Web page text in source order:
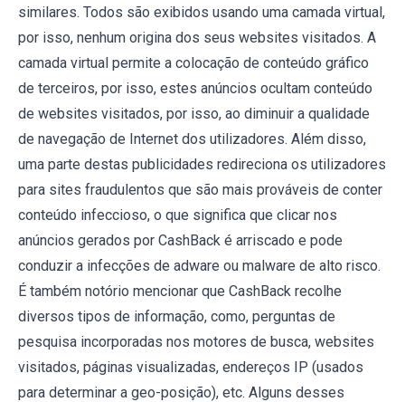
similares. Todos são exibidos usando uma camada virtual,
por isso, nenhum origina dos seus websites visitados. A
camada virtual permite a colocação de conteúdo gráfico
de terceiros, por isso, estes anúncios ocultam conteúdo
de websites visitados, por isso, ao diminuir a qualidade
de navegação de Internet dos utilizadores. Além disso,
uma parte destas publicidades redireciona os utilizadores
para sites fraudulentos que são mais prováveis de conter
conteúdo infeccioso, o que significa que clicar nos
anúncios gerados por CashBack é arriscado e pode
conduzir a infecções de adware ou malware de alto risco.
É também notório mencionar que CashBack recolhe
diversos tipos de informação, como, perguntas de
pesquisa incorporadas nos motores de busca, websites
visitados, páginas visualizadas, endereços IP (usados
para determinar a geo-posição), etc. Alguns desses